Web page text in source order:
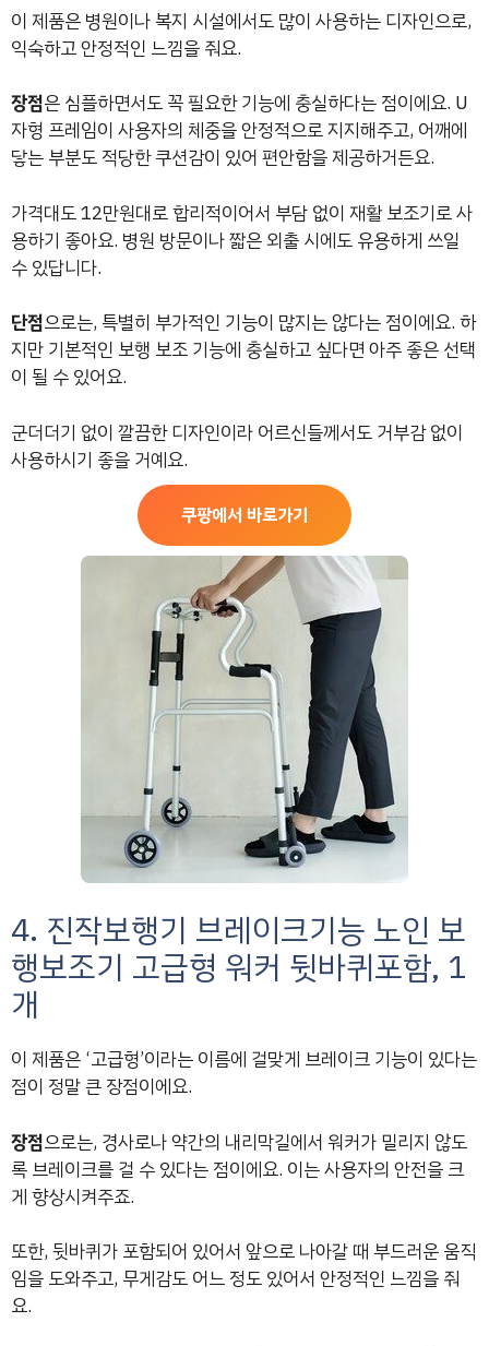
이 제품은 병원이나 복지 시설에서도 많이 사용하는 디자인으로,
익숙하고 안정적인 느낌을 줘요.
장점은 심플하면서도 꼭 필요한 기능에 충실하다는 점이에요. U
자형 프레임이 사용자의 체중을 안정적으로 지지해주고, 어깨에
닿는 부분도 적당한 쿠션감이 있어 편안함을 제공하거든요.
가격대도 12만원대로 합리적이어서 부담 없이 재활 보조기로 사
용하기 좋아요. 병원 방문이나 짧은 외출 시에도 유용하게 쓰일
수 있답니다.
단점으로는, 특별히 부가적인 기능이 많지는 않다는 점이에요. 하
지만 기본적인 보행 보조 기능에 충실하고 싶다면 아주 좋은 선택
이 될 수 있어요.
군더더기 없이 깔끔한 디자인이라 어르신들께서도 거부감 없이
사용하시기 좋을 거예요.
쿠팡에서 바로가기
4. 진작보행기 브레이크기능 노인 보
행보조기 고급형 워커 뒷바퀴포함, 1
개
이 제품은 ‘고급형’이라는 이름에 걸맞게 브레이크 기능이 있다는
점이 정말 큰 장점이에요.
장점으로는, 경사로나 약간의 내리막길에서 워커가 밀리지 않도
록 브레이크를 걸 수 있다는 점이에요. 이는 사용자의 안전을 크
게 향상시켜주죠.
또한, 뒷바퀴가 포함되어 있어서 앞으로 나아갈 때 부드러운 움직
임을 도와주고, 무게감도 어느 정도 있어서 안정적인 느낌을 줘
요.